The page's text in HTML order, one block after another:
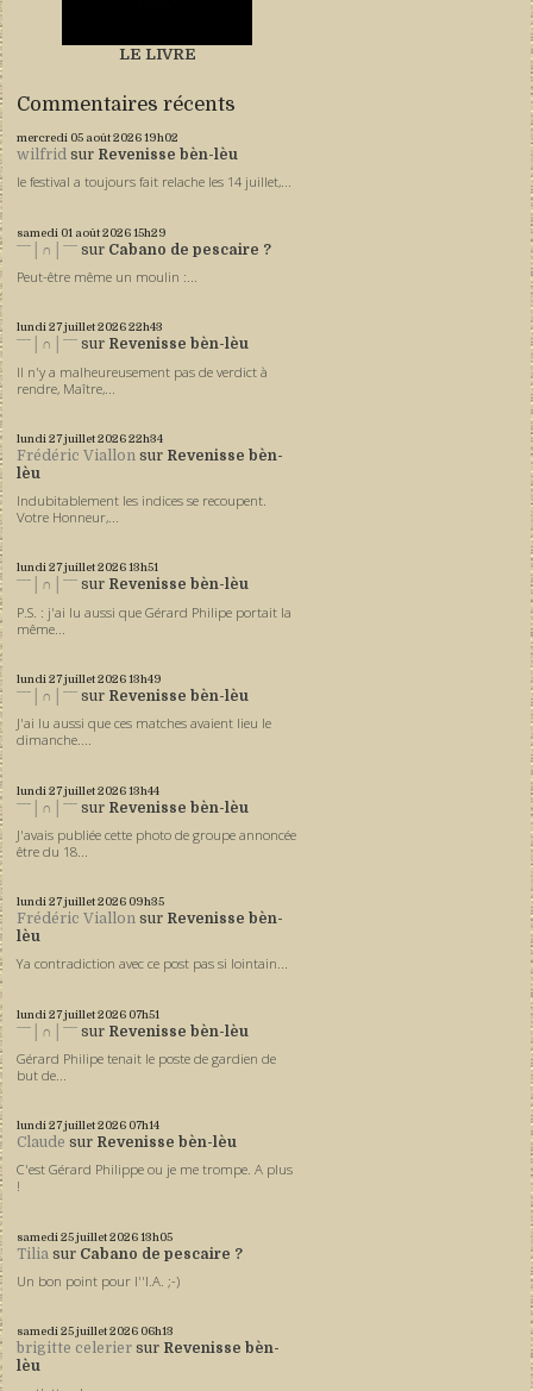
LE LIVRE
Commentaires récents
mercredi 05 août 202619h02
wilfrid sur Revenisse bèn-lèu
le festival a toujours fait relache les 14 juillet,...
samedi 01 août 202615h29
ˉˉˉ│∩│ˉˉˉ sur Cabano de pescaire ?
Peut-être même un moulin :...
lundi 27juillet 202622h43
ˉˉˉ│∩│ˉˉˉ sur Revenisse bèn-lèu
Il n'y a malheureusement pas de verdict à
rendre, Maître,...
lundi 27juillet 202622h34
Frédéric Viallon sur Revenisse bèn-
lèu
Indubitablement les indices se recoupent.
Votre Honneur,...
lundi 27juillet 202613h51
ˉˉˉ│∩│ˉˉˉ sur Revenisse bèn-lèu
P.S. : j'ai lu aussi que Gérard Philipe portait la
même...
lundi 27juillet 202613h49
ˉˉˉ│∩│ˉˉˉ sur Revenisse bèn-lèu
J'ai lu aussi que ces matches avaient lieu le
dimanche....
lundi 27juillet 202613h44
ˉˉˉ│∩│ˉˉˉ sur Revenisse bèn-lèu
J'avais publiée cette photo de groupe annoncée
être du 18...
lundi 27juillet 2026 09h35
Frédéric Viallon sur Revenisse bèn-
lèu
Ya contradiction avec ce post pas si lointain...
lundi 27juillet 2026 07h51
ˉˉˉ│∩│ˉˉˉ sur Revenisse bèn-lèu
Gérard Philipe tenait le poste de gardien de
but de...
lundi 27juillet 2026 07h14
Claude sur Revenisse bèn-lèu
C'est Gérard Philippe ou je me trompe. A plus
!
samedi 25juillet 202613h05
Tilia sur Cabano de pescaire ?
Un bon point pour l''I.A. ;-)
samedi 25juillet 2026 06h13
brigitte celerier sur Revenisse bèn-
lèu